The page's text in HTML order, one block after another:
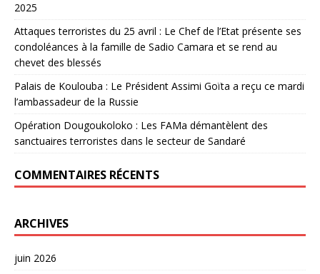
2025
Attaques terroristes du 25 avril : Le Chef de l’Etat présente ses
condoléances à la famille de Sadio Camara et se rend au
chevet des blessés
Palais de Koulouba : Le Président Assimi Goïta a reçu ce mardi
l’ambassadeur de la Russie
Opération Dougoukoloko : Les FAMa démantèlent des
sanctuaires terroristes dans le secteur de Sandaré
COMMENTAIRES RÉCENTS
ARCHIVES
juin 2026